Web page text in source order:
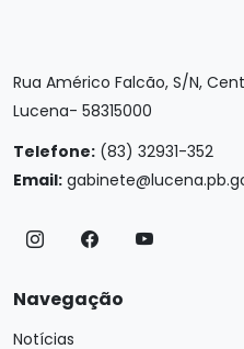
Rua Américo Falcão, S/N,
Lucena- 58315000
Telefone: (83) 32931-352
Email:
Navegação
Notícias